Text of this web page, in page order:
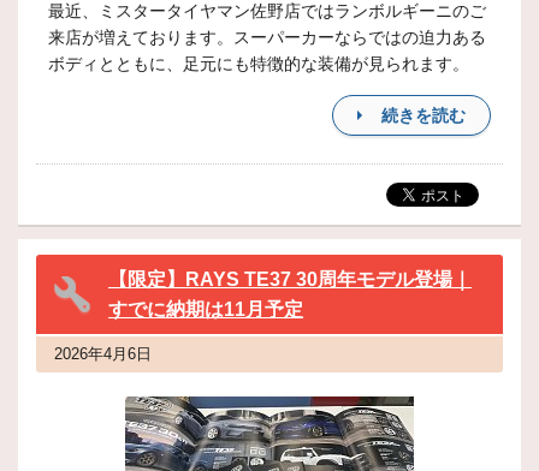
最近、ミスタータイヤマン佐野店ではランボルギーニのご
来店が増えております。スーパーカーならではの迫力ある
ボディとともに、足元にも特徴的な装備が見られます。
続きを読む
【限定】RAYS TE37 30周年モデル登場｜
すでに納期は11月予定
2026年4月6日